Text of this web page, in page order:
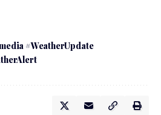
#WeatherUpdate